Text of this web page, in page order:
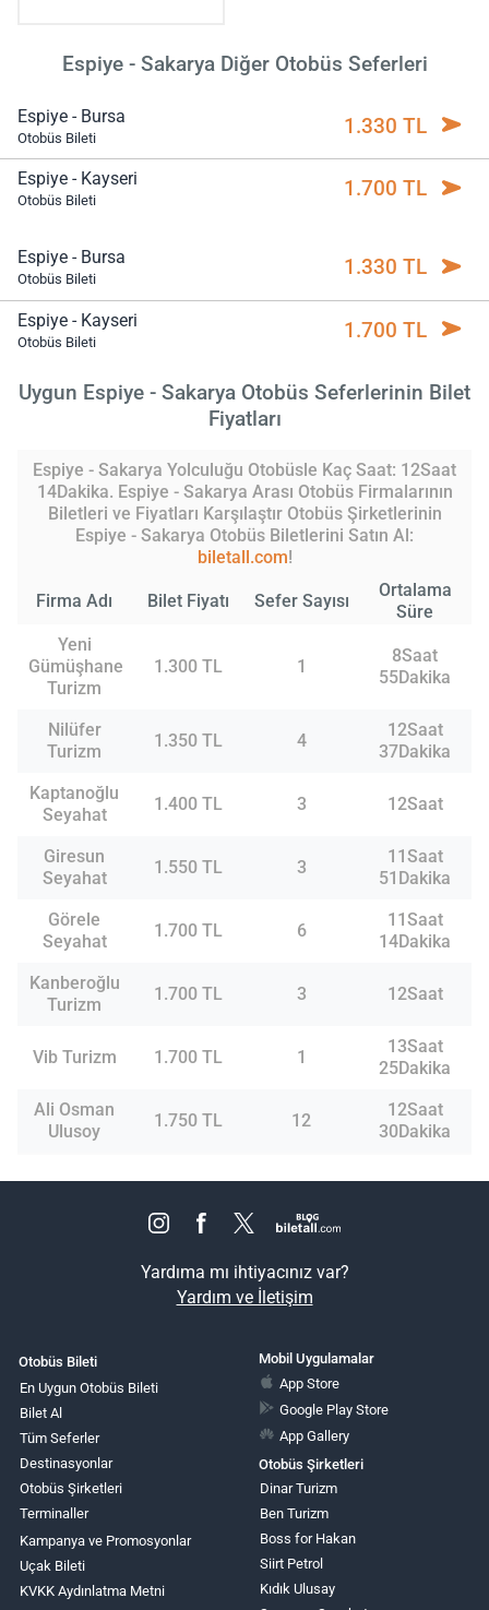
Espiye - Sakarya Diğer Otobüs Seferleri
Espiye - Bursa
Otobüs Bileti 1.330 TL
Espiye - Kayseri
Otobüs Bileti 1.700 TL
Espiye - Bursa
Otobüs Bileti 1.330 TL
Espiye - Kayseri
Otobüs Bileti 1.700 TL
Uygun Espiye - Sakarya Otobüs Seferlerinin Bilet
Fiyatları
Espiye - Sakarya Yolculuğu Otobüsle Kaç Saat: 12Saat
14Dakika. Espiye - Sakarya Arası Otobüs Firmalarının
Biletleri ve Fiyatları Karşılaştır Otobüs Şirketlerinin
Espiye - Sakarya Otobüs Biletlerini Satın Al:
biletall.com!
Firma Adı Bilet Fiyatı Sefer Sayısı
Ortalama
Süre
Yeni
Gümüşhane
Turizm
1.300 TL 1
8Saat
55Dakika
Nilüfer
Turizm
1.350 TL 4
12Saat
37Dakika
Kaptanoğlu
Seyahat
1.400 TL 3 12Saat
Giresun
Seyahat
1.550 TL 3
11Saat
51Dakika
Görele
Seyahat
1.700 TL 6
11Saat
14Dakika
Kanberoğlu
Turizm
1.700 TL 3 12Saat
Vib Turizm 1.700 TL 1
13Saat
25Dakika
Ali Osman
Ulusoy
1.750 TL 12
12Saat
30Dakika
Yardıma mı ihtiyacınız var?
Yardım ve İletişim
Otobüs Bileti
En Uygun Otobüs Bileti
Bilet Al
Tüm Seferler
Destinasyonlar
Otobüs Şirketleri
Terminaller
Kampanya ve Promosyonlar
Uçak Bileti
KVKK Aydınlatma Metni
Mobil Uygulamalar
App Store
Google Play Store
App Gallery
Otobüs Şirketleri
Dinar Turizm
Ben Turizm
Boss for Hakan
Siirt Petrol
Kıdık Ulusay